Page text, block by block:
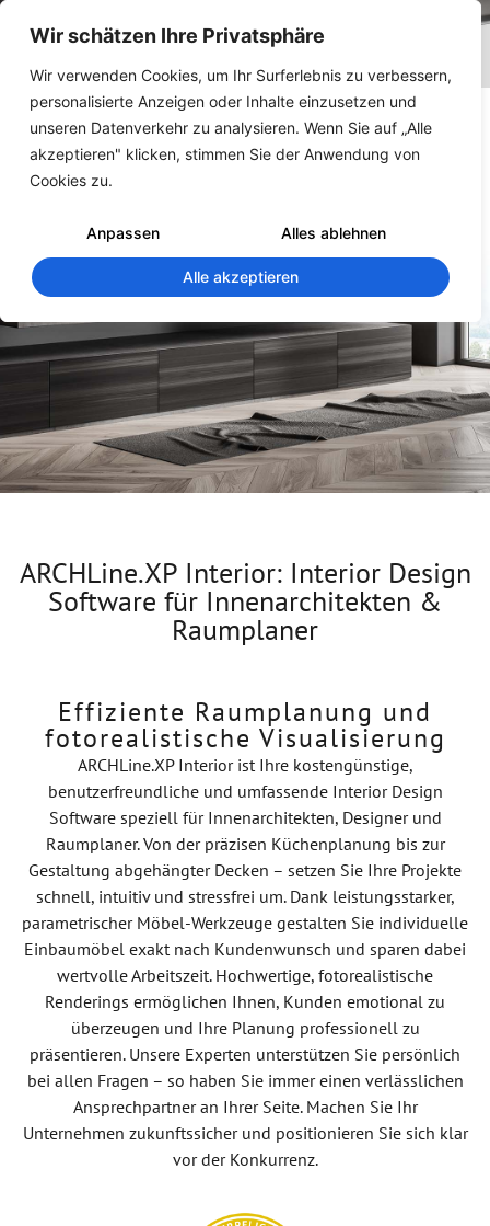
Wir schätzen Ihre Privatsphäre
Wir verwenden Cookies, um Ihr Surferlebnis zu verbessern,
personalisierte Anzeigen oder Inhalte einzusetzen und
unseren Datenverkehr zu analysieren. Wenn Sie auf „Alle
akzeptieren" klicken, stimmen Sie der Anwendung von
Cookies zu.
Anpassen Alles ablehnen
Alle akzeptieren
ARCHLine.XP Interior: Interior Design
Software für Innenarchitekten &
Raumplaner
Effiziente Raumplanung und
fotorealistische Visualisierung
ARCHLine.XP Interior ist Ihre kostengünstige,
benutzerfreundliche und umfassende Interior Design
Software speziell für Innenarchitekten, Designer und
Raumplaner. Von der präzisen Küchenplanung bis zur
Gestaltung abgehängter Decken – setzen Sie Ihre Projekte
schnell, intuitiv und stressfrei um. Dank leistungsstarker,
parametrischer Möbel-Werkzeuge gestalten Sie individuelle
Einbaumöbel exakt nach Kundenwunsch und sparen dabei
wertvolle Arbeitszeit. Hochwertige, fotorealistische
Renderings ermöglichen Ihnen, Kunden emotional zu
überzeugen und Ihre Planung professionell zu
präsentieren. Unsere Experten unterstützen Sie persönlich
bei allen Fragen – so haben Sie immer einen verlässlichen
Ansprechpartner an Ihrer Seite. Machen Sie Ihr
Unternehmen zukunftssicher und positionieren Sie sich klar
vor der Konkurrenz.